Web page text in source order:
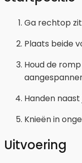
Ga rechtop
Plaats beide
Houd de
Handen
Knieën in
Uitvoering